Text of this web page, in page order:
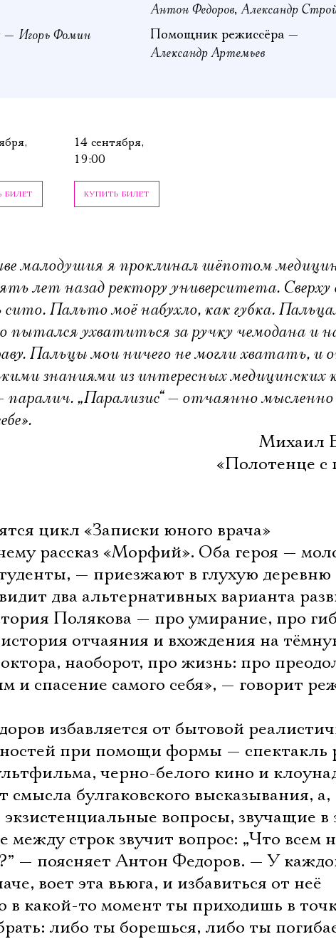
— Игорь Фомин
Антон Федоров, Александр
Помощник режиссёра —
Александр Артемьев
БИЛЕТ
14 сентября,
19:00
КУПИТЬ БИЛЕТ
малодушия я проклинал шёпотом
лет назад ректору университета. Сверху
сито. Пальто моё набухло, как губка.
ухватиться за ручку чемодана и
Пальцы мои ничего не могли хватать, и
знаниями из интересных медицинских
паралич. „Парализис“ — отчаянно
Михаил
«Полотенце с
цикл «Записки юного врача»
рассказ «Морфий». Оба героя —
— приезжают в глухую деревню
два альтернативных варианта
Полякова — про умирание, про
отчаяния и вхождения на
наоборот, про жизнь: про
спасение самого себя», — говорит
избавляется от бытовой
при помощи формы — спектакль
черно-белого кино и
смысла булгаковского высказывания, а,
вопросы, звучащие в
между строк звучит вопрос: „Что всем
— поясняет Антон Федоров. — У
воет эта вьюга, и избавиться от неё
в какой-то момент ты приходишь в
либо ты борешься, либо ты
Электропочта